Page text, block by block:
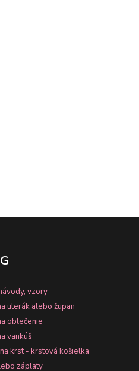
vzory
uterák alebo župan
oblečenie
vankúš
krst - krstová košielka
záplaty